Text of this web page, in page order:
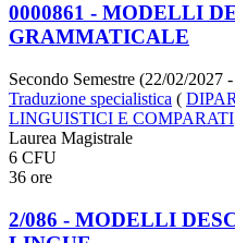
0000861 - MODELLI
GRAMMATICALE
Secondo Semestre (22/02/2027
Traduzione specialistica (
LINGUISTICI E COMPARATI
Laurea Magistrale
6 CFU
36 ore
2/086 - MODELLI